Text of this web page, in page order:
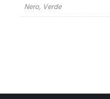
Nero, Verde